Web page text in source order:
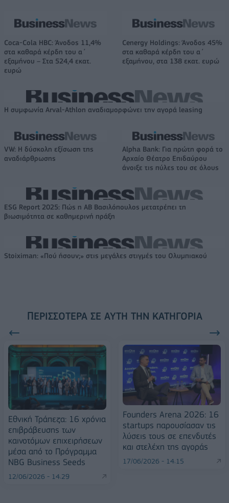
Coca-Cola HBC: Άνοδος 11,4%
στα καθαρά κέρδη του α΄
εξαμήνου – Στα 524,4 εκατ.
ευρώ
Cenergy Holdings: Άνοδος 45%
στα καθαρά κέρδη του α΄
εξαμήνου, στα 138 εκατ. ευρώ
Η συμφωνία Arval-Athlon αναδιαμορφώνει την αγορά leasing
VW: Η δύσκολη εξίσωση της
αναδιάρθρωσης
Alpha Bank: Για πρώτη φορά το
Αρχαίο Θέατρο Επιδαύρου
άνοιξε τις πύλες του σε όλους
ESG Report 2025: Πώς η ΑΒ Βασιλόπουλος μετατρέπει τη
βιωσιμότητα σε καθημερινή πράξη
Stoiximan: «Πού ήσουν;» στις μεγάλες στιγμές του Ολυμπιακού
ΠΕΡΙΣΣΌΤΕΡΑ ΣΕ ΑΥΤΉ ΤΗΝ ΚΑΤΗΓΟΡΊΑ
Εθνική Τράπεζα: 16 χρόνια
επιβράβευσης των
καινοτόμων επιχειρήσεων
μέσα από το Πρόγραμμα
NBG Business Seeds
12/06/2026 - 14:29
Founders Arena 2026: 16
startups παρουσίασαν τις
λύσεις τους σε επενδυτές
και στελέχη της αγοράς
17/06/2026 - 14:15